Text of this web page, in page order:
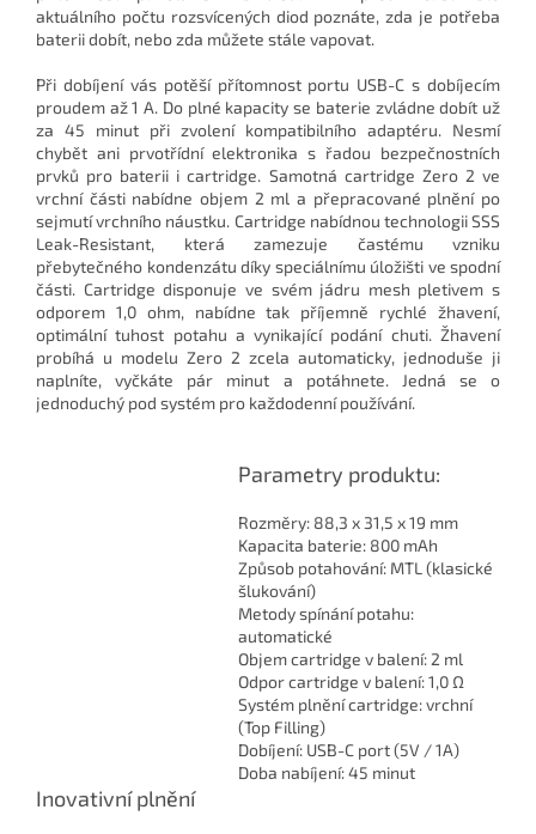
aktuálního počtu rozsvícených diod poznáte, zda je potřeba
baterii dobít, nebo zda můžete stále vapovat.
Při dobíjení vás potěší přítomnost portu USB-C s dobíjecím
proudem až 1 A. Do plné kapacity se baterie zvládne dobít už
za 45 minut při zvolení kompatibilního adaptéru. Nesmí
chybět ani prvotřídní elektronika s řadou bezpečnostních
prvků pro baterii i cartridge. Samotná cartridge Zero 2 ve
vrchní části nabídne objem 2 ml a přepracované plnění po
sejmutí vrchního náustku. Cartridge nabídnou technologii SSS
Leak-Resistant, která zamezuje častému vzniku
přebytečného kondenzátu díky speciálnímu úložišti ve spodní
části. Cartridge disponuje ve svém jádru mesh pletivem s
odporem 1,0 ohm, nabídne tak příjemně rychlé žhavení,
optimální tuhost potahu a vynikající podání chuti. Žhavení
probíhá u modelu Zero 2 zcela automaticky, jednoduše ji
naplníte, vyčkáte pár minut a potáhnete. Jedná se o
jednoduchý pod systém pro každodenní používání.
Parametry produktu:
Rozměry: 88,3 x 31,5 x 19 mm
Kapacita baterie: 800 mAh
Způsob potahování: MTL (klasické
šlukování)
Metody spínání potahu:
automatické
Objem cartridge v balení: 2 ml
Odpor cartridge v balení: 1,0 Ω
Systém plnění cartridge: vrchní
(Top Filling)
Dobíjení: USB-C port (5V / 1A)
Doba nabíjení: 45 minut
Inovativní plnění